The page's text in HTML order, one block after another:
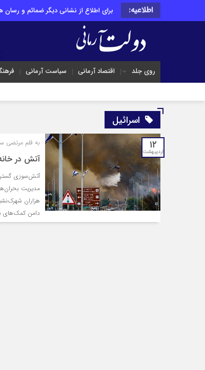
اطلاعیه: برای اطلاع از نشانی دیگر ضمائم و رسان
روی جلد اقتصاد آرمانی سیاست آرمانی
اسرائیل
۱۲
اردیبهشت
به قلم مرتضی
آتش در
آتش‌سوزی
هزاران
دامن کمک‌های